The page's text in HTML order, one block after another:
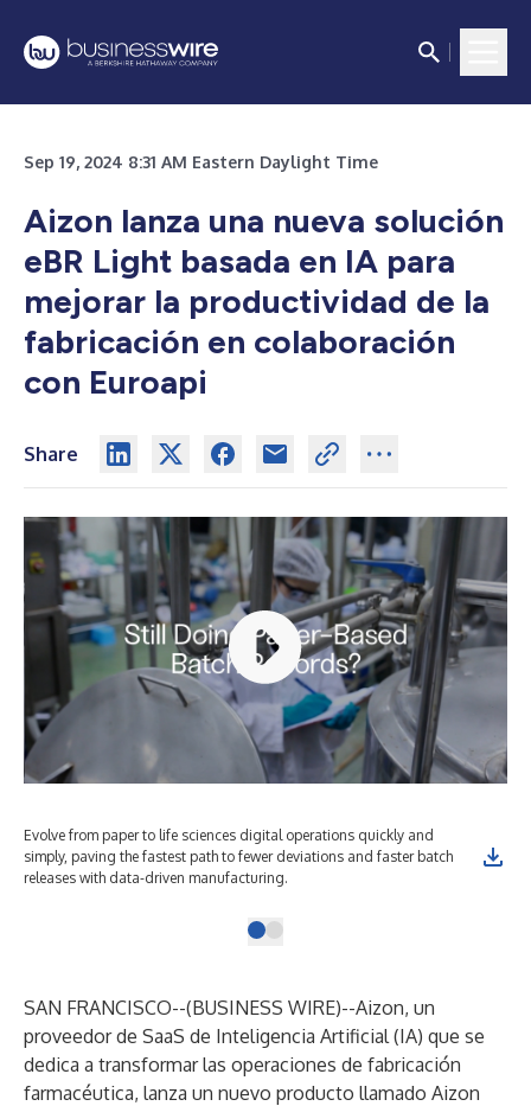
Sep 19, 2024 8:31 AM Eastern Daylight Time
Aizon lanza una nueva solución
eBR Light basada en IA para
mejorar la productividad de la
fabricación en colaboración
con Euroapi
Share
Evolve from paper to life sciences digital operations quickly and
simply, paving the fastest path to fewer deviations and faster batch
releases with data-driven manufacturing.
SAN FRANCISCO--(BUSINESS WIRE)--Aizon, un
proveedor de SaaS de Inteligencia Artificial (IA) que se
dedica a transformar las operaciones de fabricación
farmacéutica, lanza un nuevo producto llamado Aizon